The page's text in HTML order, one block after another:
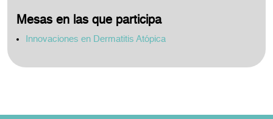
Mesas en las que participa
Innovaciones en Dermatitis Atópica